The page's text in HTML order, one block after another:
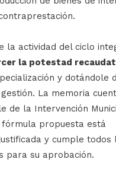
la actividad del ciclo
la potestad
y dotándole
La memoria
de la Intervención
propuesta está
y cumple todos
para su aprobación.